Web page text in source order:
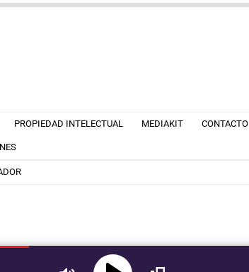
PROPIEDAD INTELECTUAL MEDIAKIT CONTACTO